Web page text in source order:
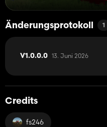
Änderungsprotokoll 1
V1.0.0.0 13. Juni 2026
Credits
fs246